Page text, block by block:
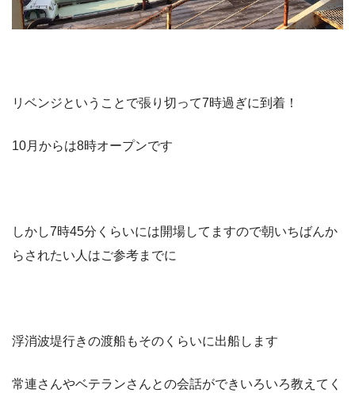
リベンジということで張り切って7時過ぎに到着！
10月からは8時オープンです
しかし7時45分くらいには開場してますので朝いちばんか
らされたい人はご参考までに
浮消波堤行きの渡船もそのくらいに出船します
常連さんやベテランさんとの会話ができいろいろ教えてく